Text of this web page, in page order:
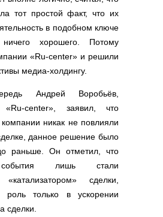
тот простой факт, что их
в подобном ключе
хорошего. Потому
«Ru-center» и решили
медиа-холдингу.
Андрей Воробьёв,
«Ru-center», заявил, что
компании никак не повлияли
данное решение было
раньше. Он отметил, что
лишь стали
сделки,
роль только в ускорении
сделки.